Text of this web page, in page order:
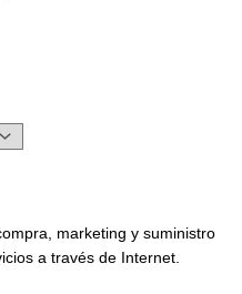
marketing y suministro
a través de Internet.